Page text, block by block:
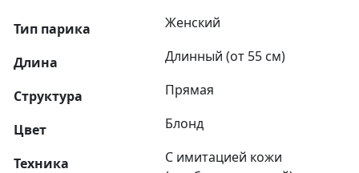
Тип парика Женский
Длина Длинный (от 55 см)
Структура Прямая
Цвет Блонд
Техника
С имитацией кожи